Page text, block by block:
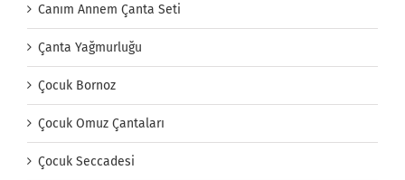
Canım Annem Çanta Seti
Çanta Yağmurluğu
Çocuk Bornoz
Çocuk Omuz Çantaları
Çocuk Seccadesi